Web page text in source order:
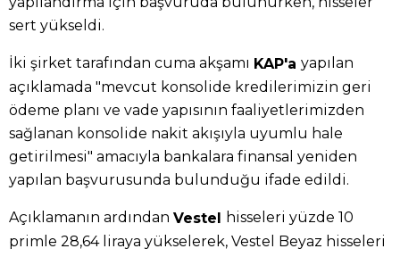
sert yükseldi.
İki şirket tarafından cuma akşamı KAP'a yapılan
açıklamada "mevcut konsolide kredilerimizin geri
ödeme planı ve vade yapısının faaliyetlerimizden
sağlanan konsolide nakit akışıyla uyumlu hale
getirilmesi" amacıyla bankalara finansal yeniden
yapılan başvurusunda bulunduğu ifade edildi.
Açıklamanın ardından Vestel hisseleri yüzde 10
primle 28,64 liraya yükselerek, Vestel Beyaz hisseleri